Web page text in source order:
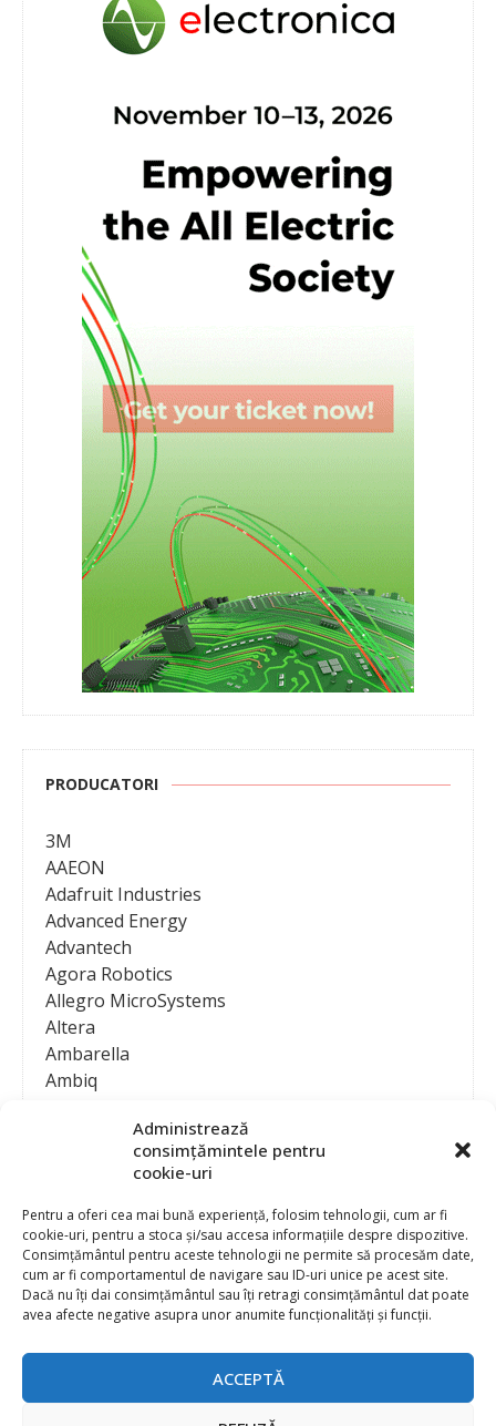
Administrează
consimțămintele pentru
cookie-uri
Pentru a oferi cea mai bună experiență, folosim tehnologii, cum ar fi
cookie-uri, pentru a stoca și/sau accesa informațiile despre dispozitive.
Consimțământul pentru aceste tehnologii ne permite să procesăm date,
cum ar fi comportamentul de navigare sau ID-uri unice pe acest site.
Dacă nu îți dai consimțământul sau îți retragi consimțământul dat poate
avea afecte negative asupra unor anumite funcționalități și funcții.
ACCEPTĂ
PRODUCATORI
3M
AAEON
Adafruit Industries
Advanced Energy
Advantech
Agora Robotics
Allegro MicroSystems
Altera
Ambarella
Ambiq
Analog Devices
Anritsu Corporation
Ansys
APS
Arduino
Arm
Asentics
ATEN International
Contact
Publicitate